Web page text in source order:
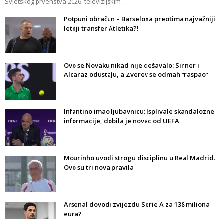
Potpuni obračun – Barselona preotima najvažniji
letnji transfer Atletika?!
Ovo se Novaku nikad nije dešavalo: Sinner i
Alcaraz odustaju, a Zverev se odmah “raspao”
Infantino imao ljubavnicu: Isplivale skandalozne
informacije, dobila je novac od UEFA
Mourinho uvodi strogu disciplinu u Real Madrid.
Ovo su tri nova pravila
Arsenal dovodi zvijezdu Serie A za 138 miliona
eura?